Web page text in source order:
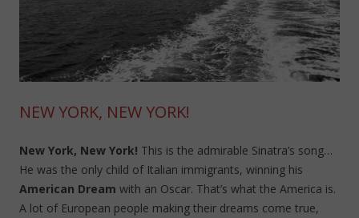
NEW YORK, NEW YORK!
New York, New York! This is the admirable Sinatra’s song…
He was the only child of Italian immigrants, winning his
American Dream with an Oscar. That’s what the America is.
A lot of European people making their dreams come true,